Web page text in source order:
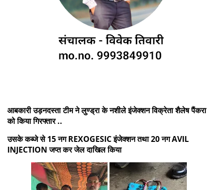
आबकारी उड़नदस्ता टीम ने लुण्ड्रा के नशीले इंजेक्शन विक्रेता शैलेष पैंकरा
को किया गिरफ्तार ..
उसके कब्जे से 15 नग REXOGESIC इंजेक्शन तथा 20 नग AVIL
INJECTION जप्त कर जेल दाखिल किया